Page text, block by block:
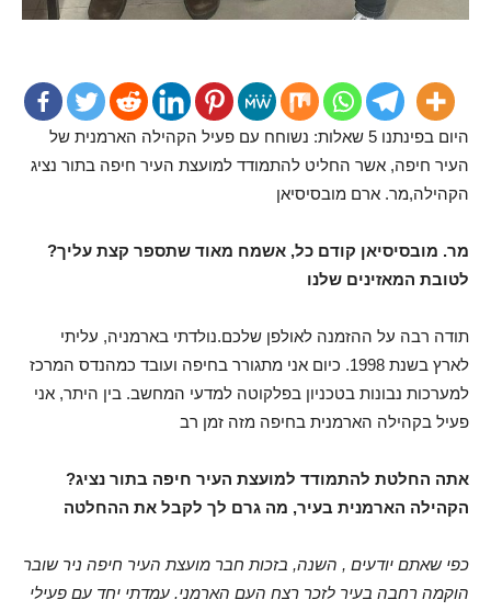
היום בפינתנו 5 שאלות: נשוחח עם פעיל הקהילה הארמנית של
העיר חיפה, אשר החליט להתמודד למועצת העיר חיפה בתור נציג
הקהילה,מר. ארם מובסיסיאן
?מר. מובסיסיאן קודם כל, אשמח מאוד שתספר קצת עליך
לטובת המאזינים שלנו
תודה רבה על ההזמנה לאולפן שלכם.נולדתי בארמניה, עליתי
לארץ בשנת 1998. כיום אני מתגורר בחיפה ועובד כמהנדס המרכז
למערכות נבונות בטכניון בפלקוטה למדעי המחשב. בין היתר, אני
פעיל בקהילה הארמנית בחיפה מזה זמן רב
?אתה החלטת להתמודד למועצת העיר חיפה בתור נציג
הקהילה הארמנית בעיר, מה גרם לך לקבל את ההחלטה
כפי שאתם יודעים , השנה, בזכות חבר מועצת העיר חיפה ניר שובר
הוקמה רחבה בעיר לזכר רצח העם הארמני. עמדתי יחד עם פעילי